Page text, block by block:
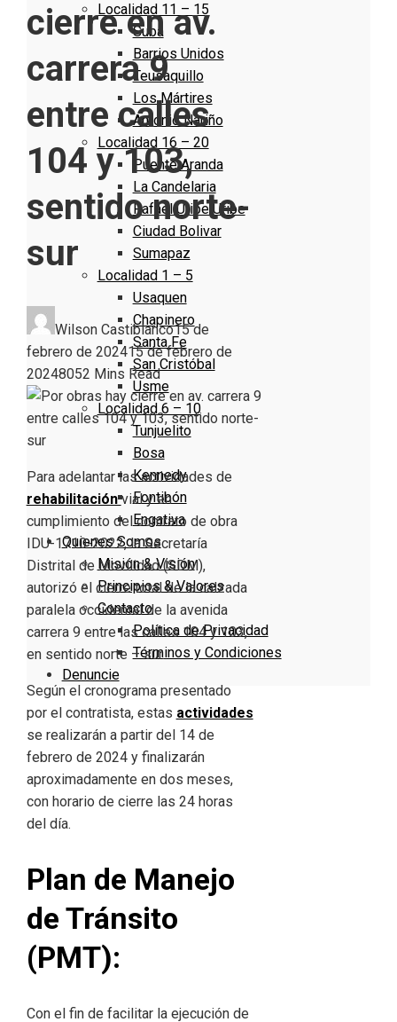
Localidad 11 – 15
Suba
Barrios Unidos
Teusaquillo
Los Mártires
Antonio Nariño
Localidad 16 – 20
Puente Aranda
La Candelaria
Rafael Uribe Uribe
Ciudad Bolivar
Sumapaz
Localidad 1 – 5
Usaquen
Chapinero
Santa Fe
San Cristóbal
Usme
Localidad 6 – 10
Tunjuelito
Bosa
Kennedy
Fontibón
Engativa
Quienes Somos
Misión & Visión
Principios & Valores
Contacto
Política de Privacidad
Términos y Condiciones
Denuncie
cierre en av.
carrera 9
entre calles
104 y 103,
sentido norte-
sur
Wilson Castiblanco15 de
febrero de 202415 de febrero de
20248052 Mins Read
Para adelantar las actividades de
rehabilitaciónvial y en
cumplimiento del contrato de obra
IDU-1710-2022, la Secretaría
Distrital de Movilidad (SDM),
autorizó el cierre total de la calzada
paralela occidental de la avenida
carrera 9 entre las calles 104 y 103,
en sentido norte – sur.
Según el cronograma presentado
por el contratista, estas actividades
se realizarán a partir del 14 de
febrero de 2024 y finalizarán
aproximadamente en dos meses,
con horario de cierre las 24 horas
del día.
Plan de Manejo
de Tránsito
(PMT):
Con el fin de facilitar la ejecución de